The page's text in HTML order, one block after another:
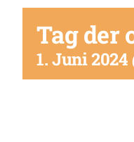
Tag der
1. Juni 2024